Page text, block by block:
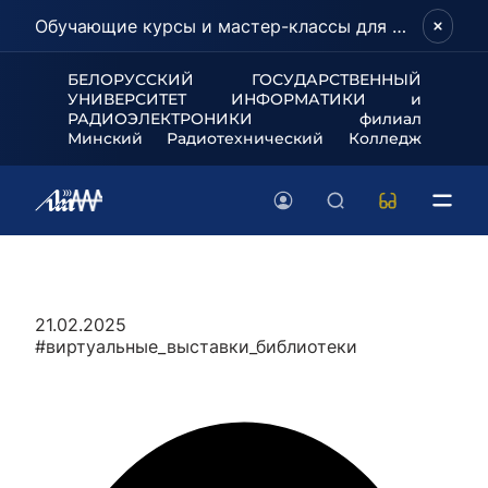
Обучающие курсы и мастер-классы для школьников и абитуриентов!
БЕЛОРУССКИЙ ГОСУДАРСТВЕННЫЙ
УНИВЕРСИТЕТ ИНФОРМАТИКИ и
РАДИОЭЛЕКТРОНИКИ филиал
Минский Радиотехнический Колледж
21.02.2025
#виртуальные_выставки_библиотеки